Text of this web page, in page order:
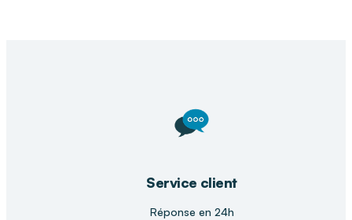
Service client
Réponse en 24h